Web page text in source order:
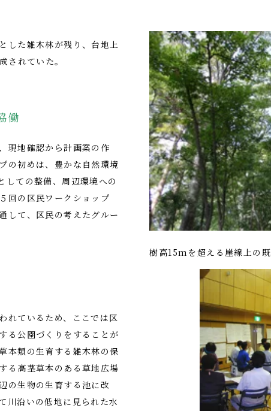
した雑木林が残り、台地上
されていた。
働
現地確認から計画案の作
の初めは、豊かな自然環境
しての整備、周辺環境への
回の区民ワークショップ
して、区民の考えたグルー
れているため、ここでは区
る公園づくりをすることが
本類の生育する雑木林の保
る高茎草本のある草地広場
の生物の生育する池に改
川沿いの低地に見られた水
樹高15mを超える崖線上の